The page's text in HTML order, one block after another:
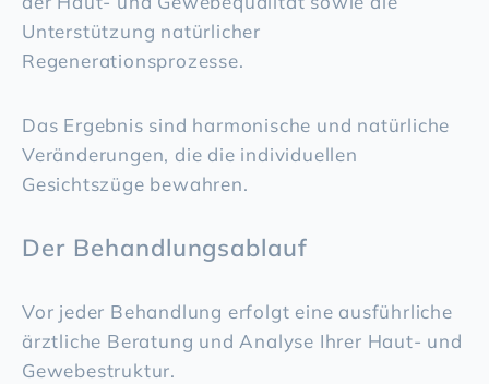
Unterstützung natürlicher
Regenerationsprozesse.
Das Ergebnis sind harmonische und natürliche
Veränderungen, die die individuellen
Gesichtszüge bewahren.
Der Behandlungsablauf
Vor jeder Behandlung erfolgt eine ausführliche
ärztliche Beratung und Analyse Ihrer Haut- und
Gewebestruktur.